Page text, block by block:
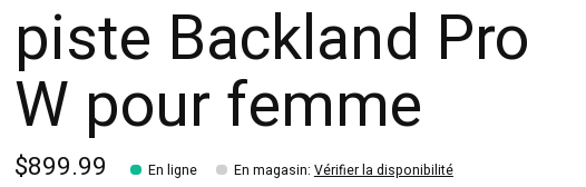
piste Backland Pro
W pour femme
$899.99 En ligne En magasin: Vérifier la disponibilité